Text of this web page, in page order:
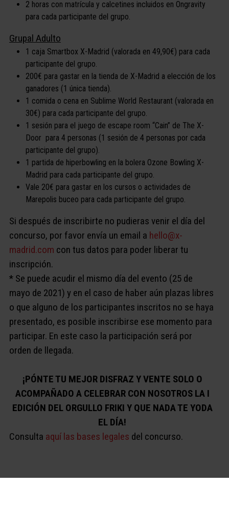
2 horas con matrícula y calcetines incluidos en Ongravity
para cada participante del grupo.
Grupal Adulto
1 caja Smartbox X-Madrid (valorada en 49,90€) para cada
participante del grupo.
200€ para gastar en la tienda de X-Madrid a elección de los
ganadores (1 única tienda).
1 comida o cena en Sublime World Restaurant (valorada en
30€) para cada participante del grupo.
1 sesión para el juego de escape room “Cain” de The X-
Door para 4 personas (1 sesión de 4 personas por cada
participante del grupo).
1 partida de hiperbowling en la bolera Ozone Bowling X-
Madrid para cada participante del grupo.
Vale 20€ para gastar en los cursos o actividades de
Marepolis buceo para cada participante del grupo.
Si después de inscribirte no pudieras venir el día del
concurso, por favor envía un email a hello@x-
madrid.com con tus datos para poder liberar tu
inscripción.
* Se puede acudir el mismo día del evento (25 de
mayo de 2021) y en el caso de haber aún plazas libres
o que alguno de los participantes inscritos no se haya
presentado, es posible inscribirse ese momento para
participar. En este caso la participación será por
orden de llegada.
¡PÓNTE TU MEJOR DISFRAZ Y VENTE SOLO O
ACOMPAÑADO A CELEBRAR CON NOSOTROS LA I
EDICIÓN DEL ORGULLO FRIKI Y QUE NADA TE YODA
EL DÍA!
Consulta aquí las bases legales del concurso.